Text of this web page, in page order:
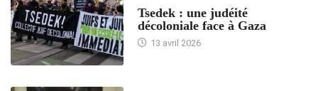
Tsedek : une judéité
décoloniale face à Gaza
13 avril 2026